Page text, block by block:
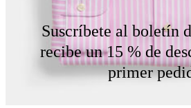
Suscríbete al boletín
recibe un 15 % de
primer